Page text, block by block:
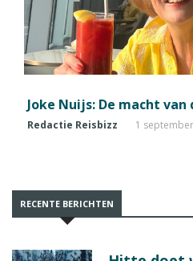
Joke Nuijs: De macht
Redactie Reisbizz 1
RECENTE BERICHTEN